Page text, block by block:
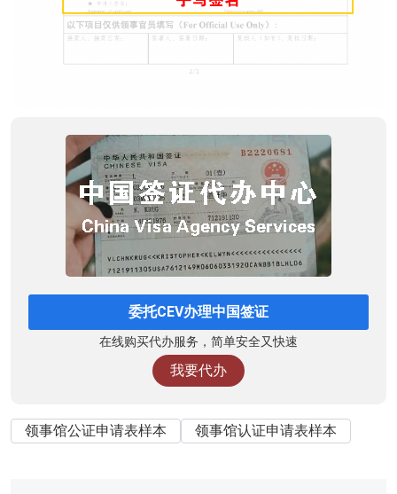
委托CEV办理中国签证
在线购买代办服务，简单安全又快速
我要代办
领事馆公证申请表样本 领事馆认证申请表样本